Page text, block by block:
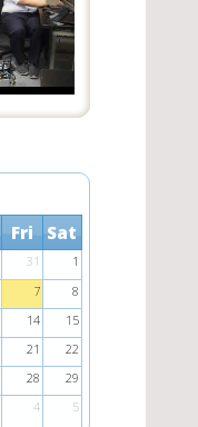
t
Fri Sat
31
1
7
8
14
15
21
22
28
29
4 5